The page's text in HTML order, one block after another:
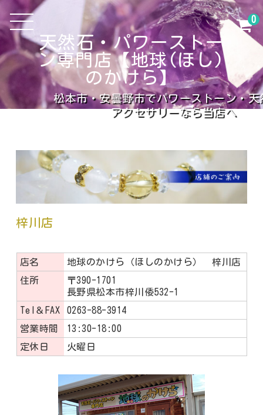
天然石・パワーストー
ン専門店【地球(ほし)
のかけら】
松本市・安曇野市でパワーストーン・天
アクセサリーなら当店へ
0
梓川店
店名
地球のかけら（ほしのかけら） 梓川店
住所
〒390-1701
長野県松本市梓川倭532-1
Tel＆FAX
0263-88-3914
営業時間
13:30-18:00
定休日
火曜日